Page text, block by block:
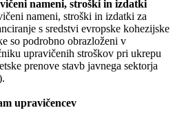
nameni, stroški in izdatki
nameni, stroški in izdatki za
s sredstvi evropske kohezijske
so podrobno obrazloženi v
upravičenih stroškov pri ukrepu
prenove stavb javnega sektorja
upravičencev